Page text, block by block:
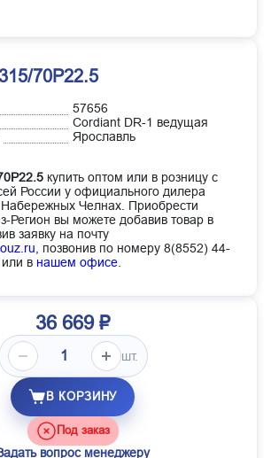
70Р22.5
57656
Cordiant DR-1 ведущая
Ярославль
купить оптом или в розницу с
России у официального дилера
Челнах. Приобрести
Регион вы можете добавив товар в
заявку на почту
позвонив по номеру 8(8552) 44-
в нашем офисе
36 669 ₽
шт.
В КОРЗИНУ
Под заказ
вопрос менеджеру